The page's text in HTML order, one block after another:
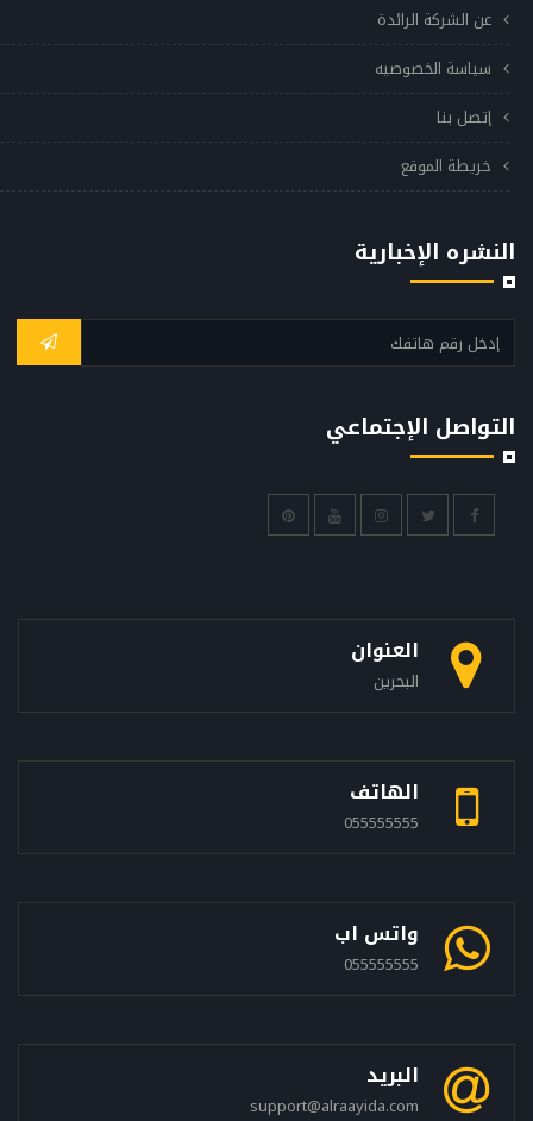
عن الشركة الرائدة
سياسة الخصوصيه
إتصل بنا
خريطة الموقع
النشره الإخبارية
التواصل الإجتماعي
العنوان
البحرين
الهاتف
055555555
واتس اب
055555555
البريد
support@alraayida.com